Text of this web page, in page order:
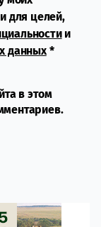
для целей,
и
данных*
в этом